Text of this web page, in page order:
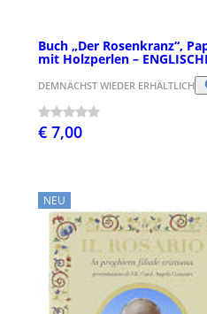
Buch „Der Rosenkranz“,
mit Holzperlen –
DEMNÄCHST WIEDER ERHÄLTLICH
€ 7,00
NEU